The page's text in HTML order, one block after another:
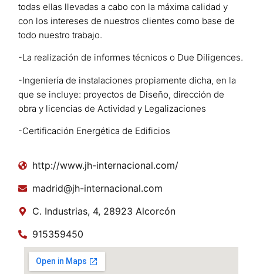
todas ellas llevadas a cabo con la máxima calidad y
con los intereses de nuestros clientes como base de
todo nuestro trabajo.
-La realización de informes técnicos o Due Diligences.
-Ingeniería de instalaciones propiamente dicha, en la
que se incluye: proyectos de Diseño, dirección de
obra y licencias de Actividad y Legalizaciones
-Certificación Energética de Edificios
http://www.jh-internacional.com/
madrid@jh-internacional.com
C. Industrias, 4, 28923 Alcorcón
915359450